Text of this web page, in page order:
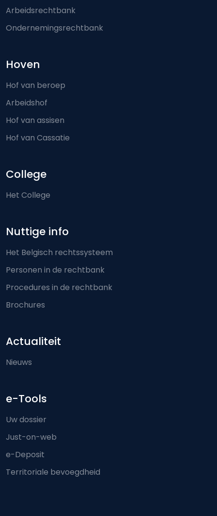
Arbeidsrechtbank
Ondernemingsrechtbank
Hoven
Hof van beroep
Arbeidshof
Hof van assisen
Hof van Cassatie
College
Het College
Nuttige info
Het Belgisch rechtssysteem
Personen in de rechtbank
Procedures in de rechtbank
Brochures
Actualiteit
Nieuws
e-Tools
Uw dossier
Just-on-web
e-Deposit
Territoriale bevoegdheid